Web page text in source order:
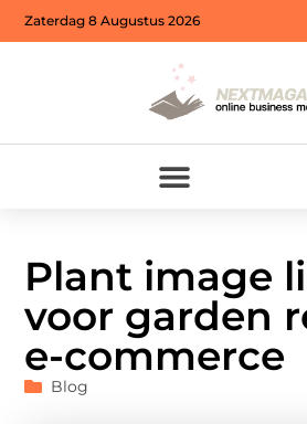
Zaterdag 8 Augustus 2026
Plant image
voor garden
e-commerce
Blog